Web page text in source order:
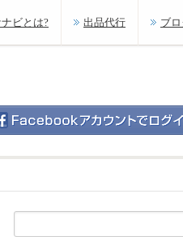
ナビとは? 出品代行 ブ